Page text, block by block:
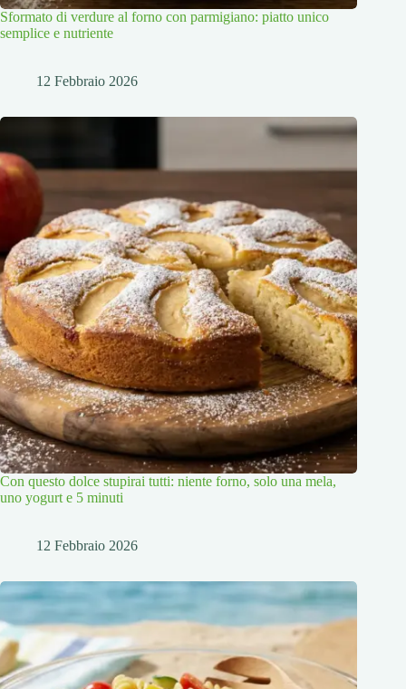
Sformato di verdure al forno con parmigiano: piatto unico
semplice e nutriente
12 Febbraio 2026
Con questo dolce stupirai tutti: niente forno, solo una mela,
uno yogurt e 5 minuti
12 Febbraio 2026